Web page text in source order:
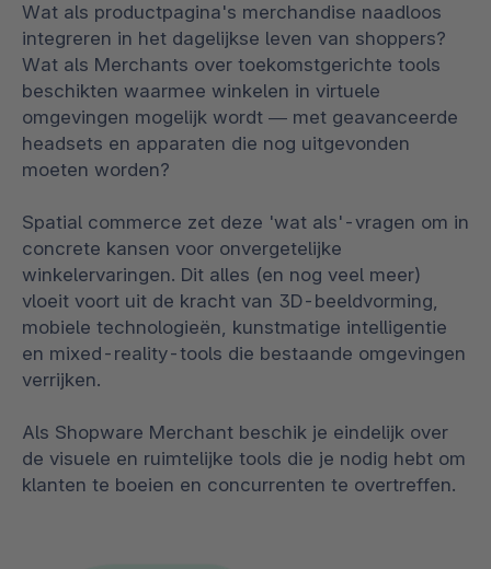
Wat als productpagina's merchandise naadloos
integreren in het dagelijkse leven van shoppers?
Wat als Merchants over toekomstgerichte tools
beschikten waarmee winkelen in virtuele
omgevingen mogelijk wordt — met geavanceerde
headsets en apparaten die nog uitgevonden
moeten worden?
Spatial commerce zet deze 'wat als'-vragen om in
concrete kansen voor onvergetelijke
winkelervaringen. Dit alles (en nog veel meer)
vloeit voort uit de kracht van 3D-beeldvorming,
mobiele technologieën, kunstmatige intelligentie
en mixed-reality-tools die bestaande omgevingen
verrijken.
Als Shopware Merchant beschik je eindelijk over
de visuele en ruimtelijke tools die je nodig hebt om
klanten te boeien en concurrenten te overtreffen.